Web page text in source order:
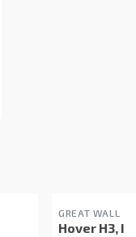
GREAT WALL
Hover H3, I